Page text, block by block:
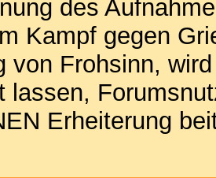
des
Kampf gegen
von Frohsinn,
lassen,
Erheiterung